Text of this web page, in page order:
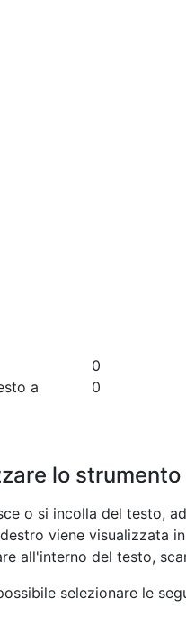
0
a
0
lo
o si incolla del testo,
viene visualizzata
all'interno del testo,
selezionare le